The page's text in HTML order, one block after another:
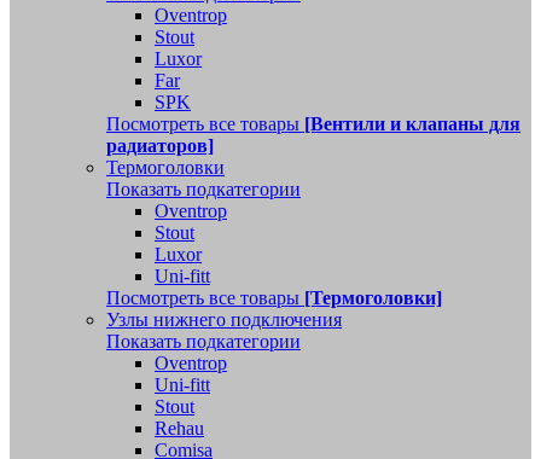
Oventrop
Stout
Luxor
Far
SPK
Посмотреть все товары [Вентили и клапаны для
радиаторов]
Термоголовки
Показать подкатегории
Oventrop
Stout
Luxor
Uni-fitt
Посмотреть все товары [Термоголовки]
Узлы нижнего подключения
Показать подкатегории
Oventrop
Uni-fitt
Stout
Rehau
Comisa